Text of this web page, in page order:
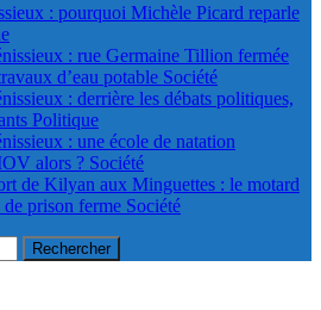
: pourquoi Michèle Picard reparle
: rue Germaine Tillion fermée
d’eau potable Société
: derrière les débats politiques,
Politique
: une école de natation
alors ? Société
de Kilyan aux Minguettes : le motard
de prison ferme Société